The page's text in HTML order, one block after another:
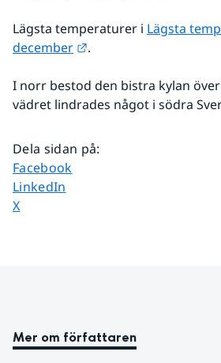
Lägsta temperaturer i Lägsta
december
Länk till annan
.
I norr bestod den bistra kylan
vädret lindrades något i södra
Dela sidan på:
Dela sidan på
Facebook
Dela sidan på
LinkedIn
Dela sidan på
X
Mer om författaren